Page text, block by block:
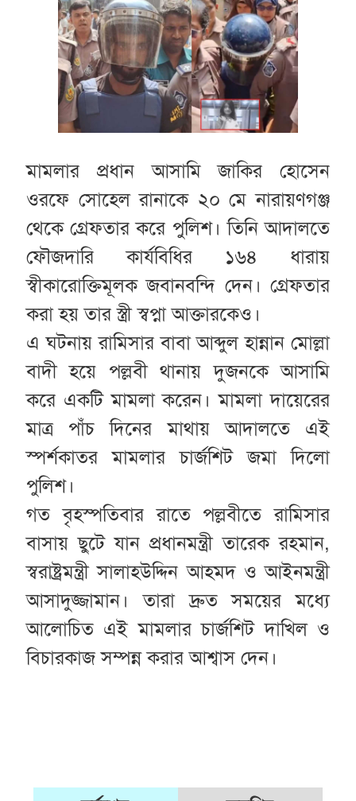
মামলার প্রধান আসামি জাকির হোসেন
ওরফে সোহেল রানাকে ২০ মে নারায়ণগঞ্জ
থেকে গ্রেফতার করে পুলিশ। তিনি আদালতে
ফৌজদারি কার্যবিধির ১৬৪ ধারায়
স্বীকারোক্তিমূলক জবানবন্দি দেন। গ্রেফতার
করা হয় তার স্ত্রী স্বপ্না আক্তারকেও।
এ ঘটনায় রামিসার বাবা আব্দুল হান্নান মোল্লা
বাদী হয়ে পল্লবী থানায় দুজনকে আসামি
করে একটি মামলা করেন। মামলা দায়েরের
মাত্র পাঁচ দিনের মাথায় আদালতে এই
স্পর্শকাতর মামলার চার্জশিট জমা দিলো
পুলিশ।
গত বৃহস্পতিবার রাতে পল্লবীতে রামিসার
বাসায় ছুটে যান প্রধানমন্ত্রী তারেক রহমান,
স্বরাষ্ট্রমন্ত্রী সালাহউদ্দিন আহমদ ও আইনমন্ত্রী
আসাদুজ্জামান। তারা দ্রুত সময়ের মধ্যে
আলোচিত এই মামলার চার্জশিট দাখিল ও
বিচারকাজ সম্পন্ন করার আশ্বাস দেন।